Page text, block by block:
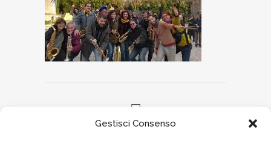
Gestisci Consenso